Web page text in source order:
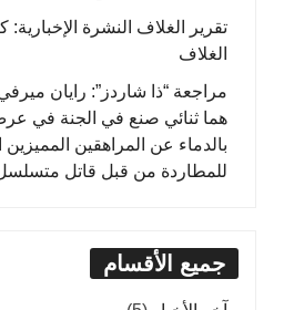
تقرير الغلاف النشرة
الغلاف
مراجعة “ذا شاردز”: رايان
هما ثنائي صنع في الجنة في
بالدماء عن المراهقين
للمطاردة من قبل قاتل
جميع الأقسام